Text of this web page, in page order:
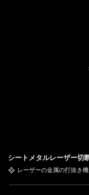
シートメタルレーザー切
レーザーの金属の打抜き機